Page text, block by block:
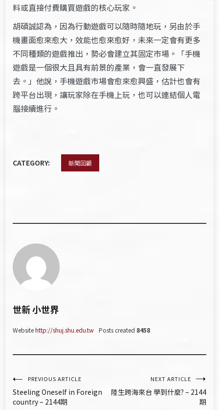
料或直接付費購買遊戲的核心玩家。
胡碩誠認為，因為行動遊戲可以隨時隨地玩，另由於手
機畫面愈來愈大，效能也愈來愈好，未來一定會有更多
不同種類的遊戲推出，勢必會建立其固定市場。「手機
遊戲是一個很大且具有前景的產業，會一直發展下
去。」他說，手機遊戲市場會愈來愈興盛，估計也會有
跨平台出現，讓玩家除在手機上玩，也可以連結個人電
腦接續進行。
CATEGORY: 新聞回顧
世新 小世界
Websitehttp://shuj.shu.edu.tw Posts created 8458
文
章
PREVIOUS ARTICLE
Steeling Oneself in Foreign
country – 2144期
NEXT ARTICLE
陸生跨海來台 學到什麼? – 2144
期